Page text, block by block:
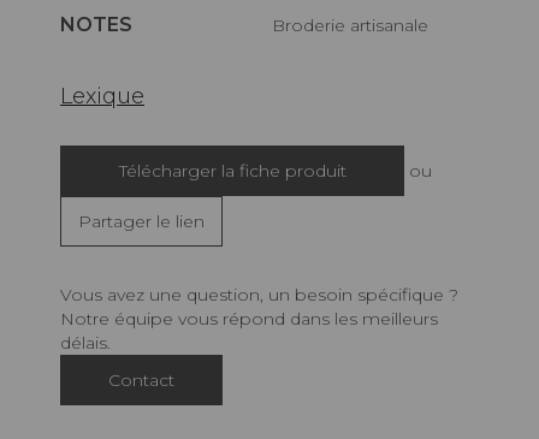
NOTES Broderie artisanale
Lexique
Télécharger la fiche produit ou
Partager le lien
Vous avez une question, un besoin spécifique ?
Notre équipe vous répond dans les meilleurs
délais.
Contact